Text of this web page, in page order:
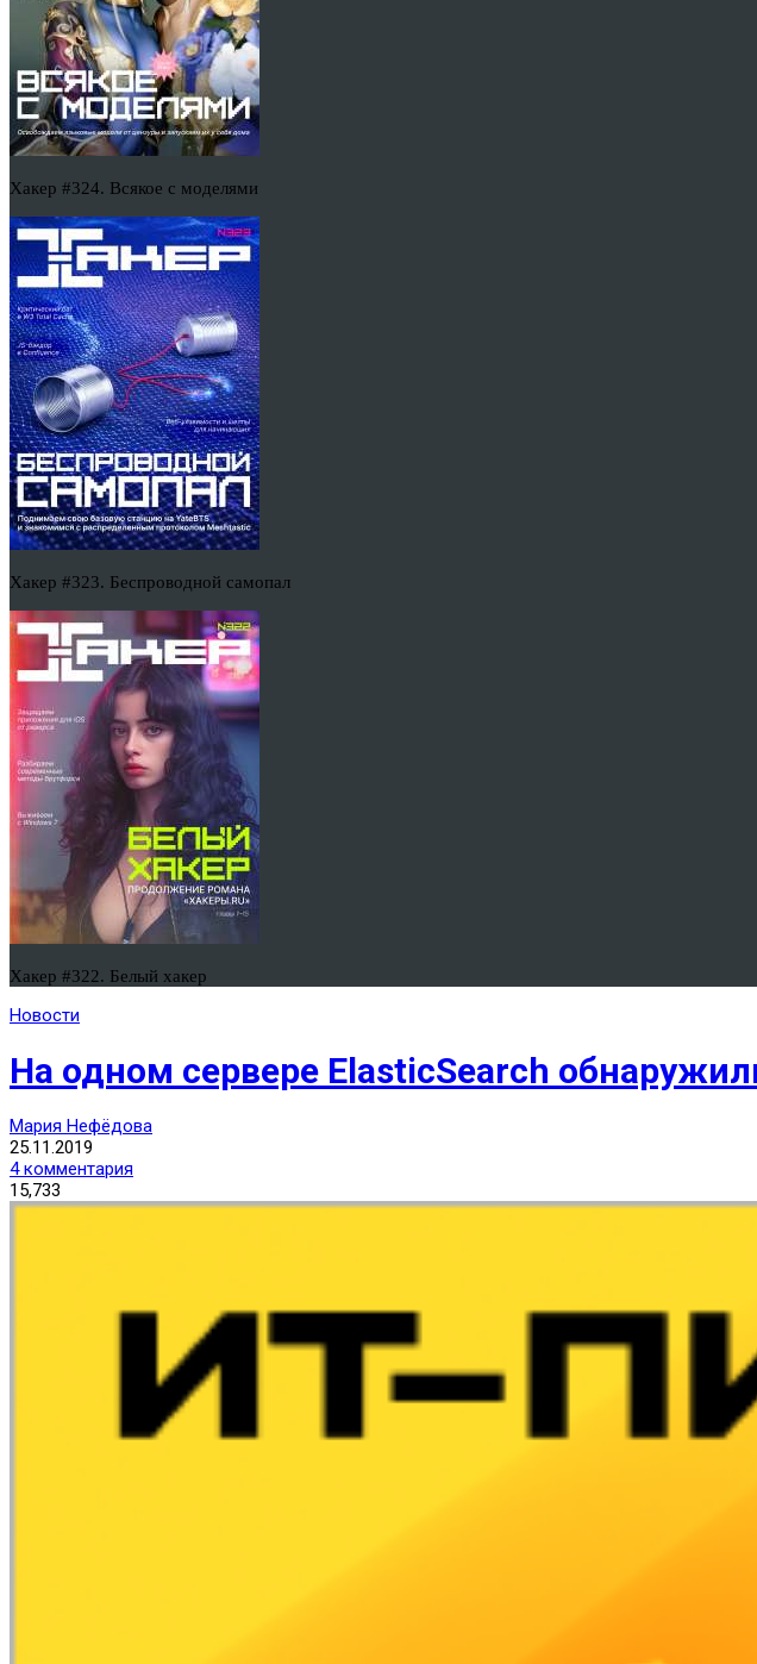
Хакер #324. Всякое с моделями
Хакер #323. Беспроводной самопал
Хакер #322. Белый хакер
Новости
На одном сервере ElasticSearch
Мария Нефёдова
25.11.2019
4 комментария
15,733